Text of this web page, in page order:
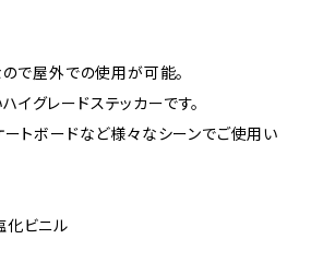
で屋外での使用が可能。
グレードステッカーです。
ートボードなど様々なシーンでご使用い
化ビニル